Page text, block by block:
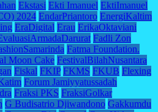
Ekstasi Ekti Imanuel EktiImanuel
2024 EndarPriantoro EnergiKaltim
EraDigital Erau ErikaOktaviani
Fadli Zon
Fatma Foundation.
Moon Cake FestivalBilahNusantara
Fiskal FKIP FKMS FKUB Flexing
Forum Jamiyyatussadah
Fraksi PKS FraksiGolkar
G Budisatrio Djiwandono Gakkumdu